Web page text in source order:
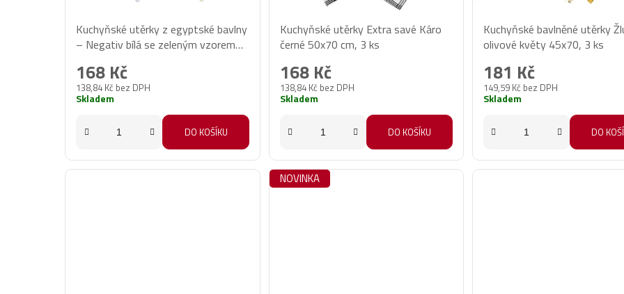
Kuchyňské utěrky z egyptské bavlny
– Negativ bílá se zeleným vzorem
138,84 Kč bez DPH
168 Kč
Skladem
DO KOŠÍKU
Kuchyňské utěrky Extra savé Káro
černé 50x70 cm, 3 ks
138,84 Kč bez DPH
168 Kč
Skladem
DO KOŠÍKU
Kuchyňské bavlněné utěrky
olivové květy 45x70, 3 ks
149,59 Kč bez DPH
181 Kč
Skladem
DO
NOVINKA